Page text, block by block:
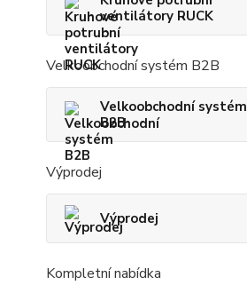
ventilátory RUCK
Velkoobchodní systém B2B
Velkoobchodní systém
B2B
Výprodej
Výprodej
Kompletní nabídka